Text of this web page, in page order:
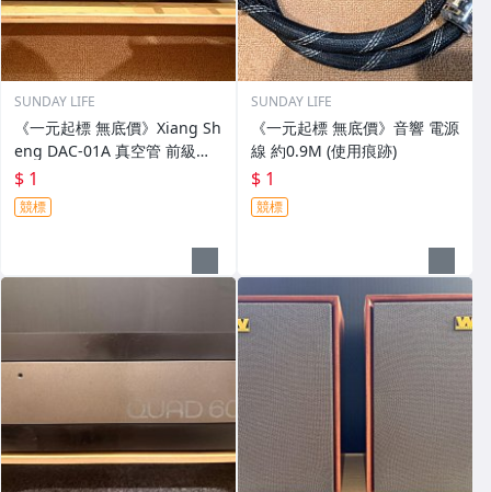
SUNDAY LIFE
《一元起標 無底價》Xiang Sh
eng DAC-01A 真空管 前級擴
大機 + DAC + 耳擴 (功能正常/
使用痕跡)
$ 1
競標
SUNDAY LIFE
《一元起標 無底價》音響 電源
線 約0.9M (使用痕跡)
$ 1
競標